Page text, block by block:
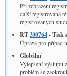
Při zobrazení
další registrovaná
registrovaných
RT300764- Tisk
Úprava pro případ
Globální­
Vylepšení výstupu
problém se